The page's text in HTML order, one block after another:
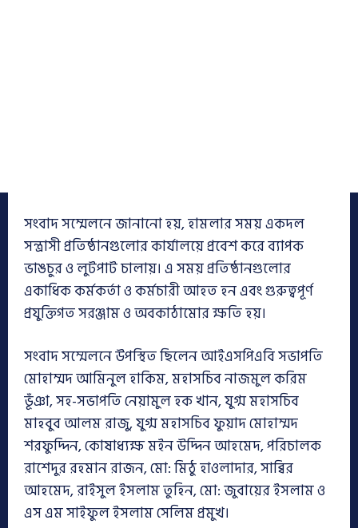
সংবাদ সম্মেলনে জানানো হয়, হামলার সময় একদল
সন্ত্রাসী প্রতিষ্ঠানগুলোর কার্যালয়ে প্রবেশ করে ব্যাপক
ভাঙচুর ও লুটপাট চালায়। এ সময় প্রতিষ্ঠানগুলোর
একাধিক কর্মকর্তা ও কর্মচারী আহত হন এবং গুরুত্বপূর্ণ
প্রযুক্তিগত সরঞ্জাম ও অবকাঠামোর ক্ষতি হয়।
সংবাদ সম্মেলনে উপস্থিত ছিলেন আইএসপিএবি সভাপতি
মোহাম্মদ আমিনুল হাকিম, মহাসচিব নাজমুল করিম
ভূঁঞা, সহ-সভাপতি নেয়ামুল হক খান, যুগ্ম মহাসচিব
মাহবুব আলম রাজু, যুগ্ম মহাসচিব ফুয়াদ মোহাম্মদ
শরফুদ্দিন, কোষাধ্যক্ষ মইন উদ্দিন আহমেদ, পরিচালক
রাশেদুর রহমান রাজন, মো: মিঠু হাওলাদার, সাব্বির
আহমেদ, রাইসুল ইসলাম তুহিন, মো: জুবায়ের ইসলাম ও
এস এম সাইফুল ইসলাম সেলিম প্রমুখ।